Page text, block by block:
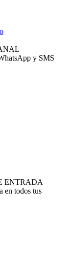
y SMS
ENTRADA
en todos tus